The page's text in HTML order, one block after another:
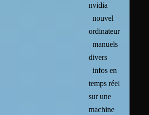
nvidia
nouvel
ordinateur
manuels
divers
infos en
temps réel
sur une
machine